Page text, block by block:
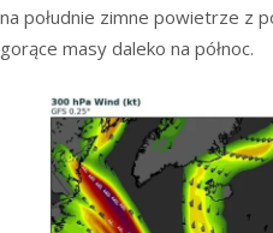
na południe zimne powietrze z
gorące masy daleko na północ.